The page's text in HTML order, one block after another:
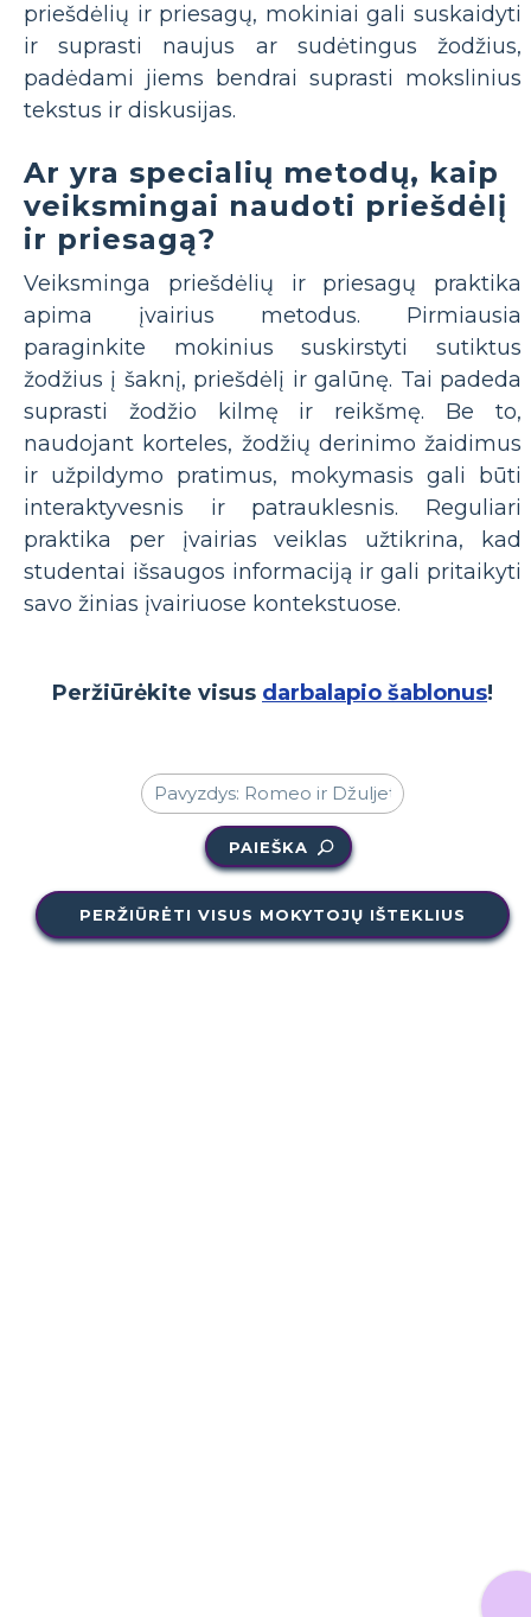
priešdėlių ir priesagų, mokiniai gali suskaidyti
ir suprasti naujus ar sudėtingus žodžius,
padėdami jiems bendrai suprasti mokslinius
tekstus ir diskusijas.
Ar yra specialių metodų, kaip
veiksmingai naudoti priešdėlį
ir priesagą?
Veiksminga priešdėlių ir priesagų praktika
apima įvairius metodus. Pirmiausia
paraginkite mokinius suskirstyti sutiktus
žodžius į šaknį, priešdėlį ir galūnę. Tai padeda
suprasti žodžio kilmę ir reikšmę. Be to,
naudojant korteles, žodžių derinimo žaidimus
ir užpildymo pratimus, mokymasis gali būti
interaktyvesnis ir patrauklesnis. Reguliari
praktika per įvairias veiklas užtikrina, kad
studentai išsaugos informaciją ir gali pritaikyti
savo žinias įvairiuose kontekstuose.
Peržiūrėkite visus darbalapio šablonus!
PAIEŠKA
PERŽIŪRĖTI VISUS MOKYTOJŲ IŠTEKLIUS